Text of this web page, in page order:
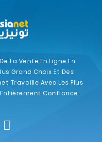
La Vente En Ligne En
Grand Choix Et Des
Travaille Avec Les Plus
Confiance.